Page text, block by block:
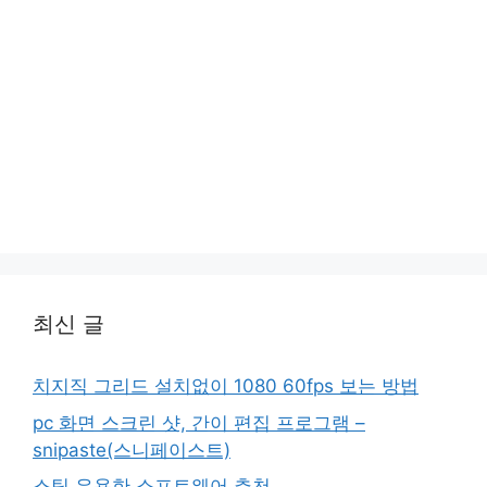
최신 글
치지직 그리드 설치없이 1080 60fps 보는 방법
pc 화면 스크린 샷, 간이 편집 프로그램 –
snipaste(스니페이스트)